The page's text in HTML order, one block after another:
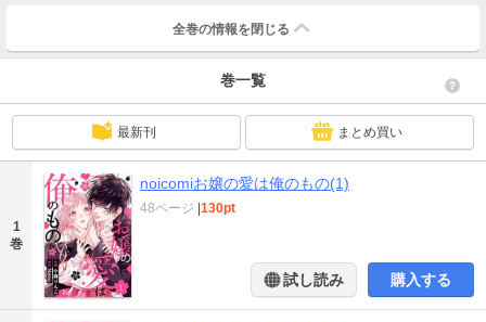
全巻の情報を 閉じる
巻一覧
最新刊 まとめ買い
1
巻
noicomiお嬢の愛は俺のもの(1)
48ページ 130pt
試し読み 購入する